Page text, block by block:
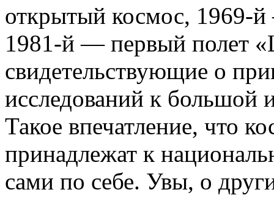
открытый космос, 1969-
1981-й — первый полет
свидетельствующие о
исследований к большой
Такое впечатление, что
принадлежат к
сами по себе. Увы, о